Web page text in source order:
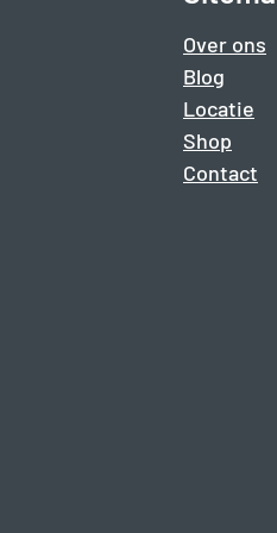
Over ons
Blog
Locatie
Shop
Contact